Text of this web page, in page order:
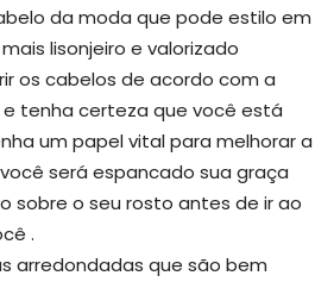
da moda que pode estilo em
lisonjeiro e valorizado
os cabelos de acordo com a
tenha certeza que você está
um papel vital para melhorar a
será espancado sua graça
sobre o seu rosto antes de ir ao
.
arredondadas que são bem